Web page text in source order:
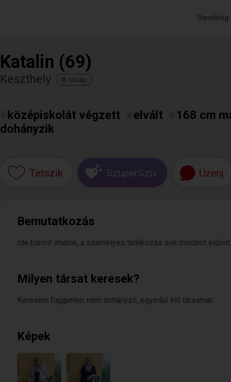
Randiblog
Katalin (69)
Keszthely Térkép
középiskolát végzett elvált
168 cm
dohányzik
Tetszik SzuperSzív Üzenj
Bemutatkozás
Ide bármit írhatok, a személyes találkozás sok mindent eldönt.
Milyen társat keresek?
Keresem független, nem dohányzó, egyedül élő társamat.
Képek